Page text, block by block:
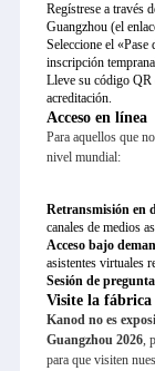
Regístrese a través
Guangzhou (el
Seleccione el
inscripción
Lleve su código QR
acreditación.
Acceso en línea
Para aquellos que
nivel mundial:
Retransmisión en
canales de medios
Acceso bajo
asistentes virtuales
Sesión de
Visite la fábrica
Kanod no es
Guangzhou 2026,
para que visiten